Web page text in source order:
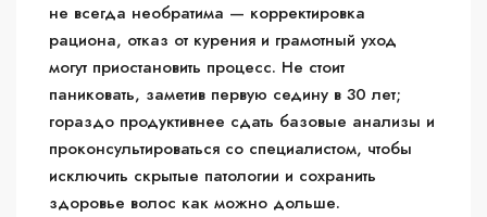
не всегда необратима — корректировка
рациона, отказ от курения и грамотный уход
могут приостановить процесс. Не стоит
паниковать, заметив первую седину в 30 лет;
гораздо продуктивнее сдать базовые анализы и
проконсультироваться со специалистом, чтобы
исключить скрытые патологии и сохранить
здоровье волос как можно дольше.